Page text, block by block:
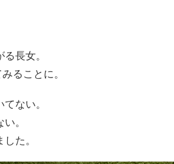
長女。
ることに。
ない。
。
た。